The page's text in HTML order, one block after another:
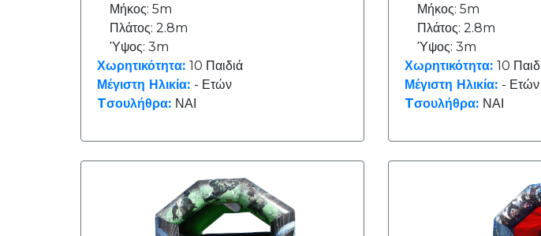
Μήκος: 5m
Πλάτος: 2.8m
Ύψος: 3m
Χωρητικότητα: 10 Παιδιά
Μέγιστη Ηλικία: - Ετών
Tσουλήθρα: ΝΑΙ
Μήκος: 5m
Πλάτος: 2.8m
Ύψος: 3m
Χωρητικότητα: 10
Μέγιστη Ηλικία: - Ετών
Tσουλήθρα: ΝΑΙ